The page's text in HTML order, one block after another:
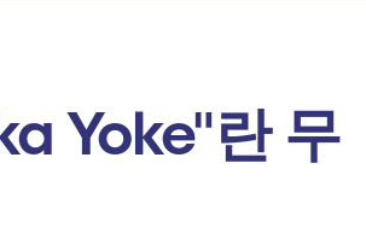
Yoke"란 무